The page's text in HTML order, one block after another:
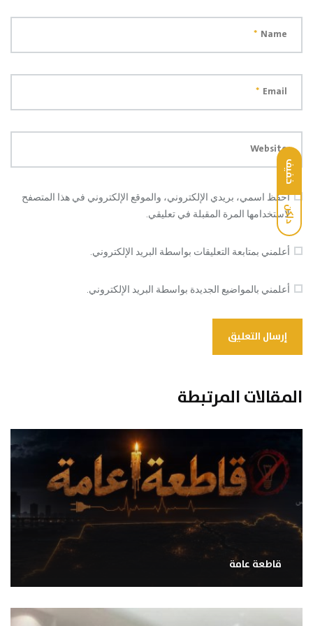
خفيف
داكن
Name
*
Email
*
Website
احفظ اسمي، بريدي الإلكتروني، والموقع الإلكتروني في هذا المتصفح
لاستخدامها المرة المقبلة في تعليقي.
أعلمني بمتابعة التعليقات بواسطة البريد الإلكتروني.
أعلمني بالمواضيع الجديدة بواسطة البريد الإلكتروني.
المقالات المرتبطة
قاطعة عامة